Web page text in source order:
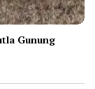
Gunung